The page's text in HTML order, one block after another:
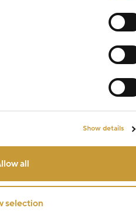
Show details
all
selection